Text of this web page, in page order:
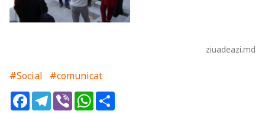
ziuadeazi.md
#Social
#comunicat
FacebookTelegram
ViberWhatsApp